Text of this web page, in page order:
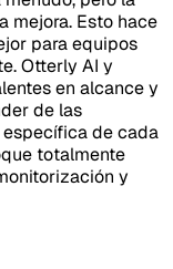
mejora. Esto hace
para equipos
Otterly AI y
en alcance y
de las
de cada
totalmente
y